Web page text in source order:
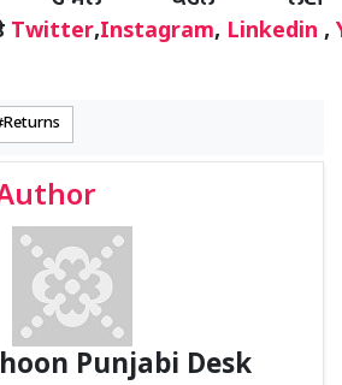
Twitter,Instagram, Linkedin ,
Returns
Punjabi Desk